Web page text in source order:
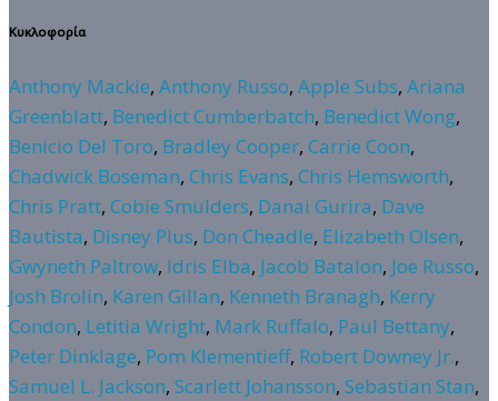
Κυκλοφορία
Anthony Mackie, Anthony Russo, Apple Subs, Ariana
Greenblatt, Benedict Cumberbatch, Benedict Wong,
Benicio Del Toro, Bradley Cooper, Carrie Coon,
Chadwick Boseman, Chris Evans, Chris Hemsworth,
Chris Pratt, Cobie Smulders, Danai Gurira, Dave
Bautista, Disney Plus, Don Cheadle, Elizabeth Olsen,
Gwyneth Paltrow, Idris Elba, Jacob Batalon, Joe Russo,
Josh Brolin, Karen Gillan, Kenneth Branagh, Kerry
Condon, Letitia Wright, Mark Ruffalo, Paul Bettany,
Peter Dinklage, Pom Klementieff, Robert Downey Jr.,
Samuel L. Jackson, Scarlett Johansson, Sebastian Stan,